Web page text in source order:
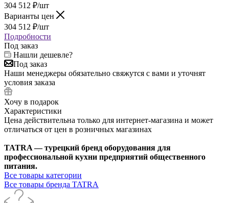
304 512 ₽/шт
Варианты цен
304 512 ₽/шт
Подробности
Под заказ
Нашли дешевле?
Под заказ
Наши менеджеры обязательно свяжутся с вами и уточнят
условия заказа
Хочу в подарок
Характеристики
Цена действительна только для интернет-магазина и может
отличаться от цен в розничных магазинах
TATRA — турецкий бренд оборудования для
профессиональной кухни предприятий общественного
питания.
Все товары категории
Все товары бренда TATRA